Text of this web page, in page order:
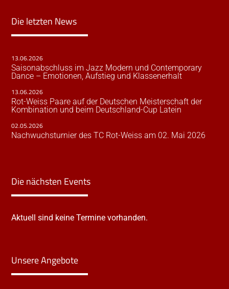
Die letzten News
13.06.2026
Saisonabschluss im Jazz Modern und Contemporary
Dance – Emotionen, Aufstieg und Klassenerhalt
13.06.2026
Rot-Weiss Paare auf der Deutschen Meisterschaft der
Kombination und beim Deutschland-Cup Latein
02.05.2026
Nachwuchsturnier des TC Rot-Weiss am 02. Mai 2026
Die nächsten Events
Aktuell sind keine Termine vorhanden.
Unsere Angebote